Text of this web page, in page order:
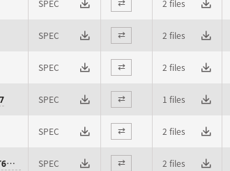
SPEC ⇄ 2 files
SPEC ⇄ 2 files
SPEC ⇄ 2 files
SPEC ⇄ 1 files
SPEC ⇄ 2 files
SYT5866ZT1188GWA12D3T6387 SPEC ⇄ 2 files